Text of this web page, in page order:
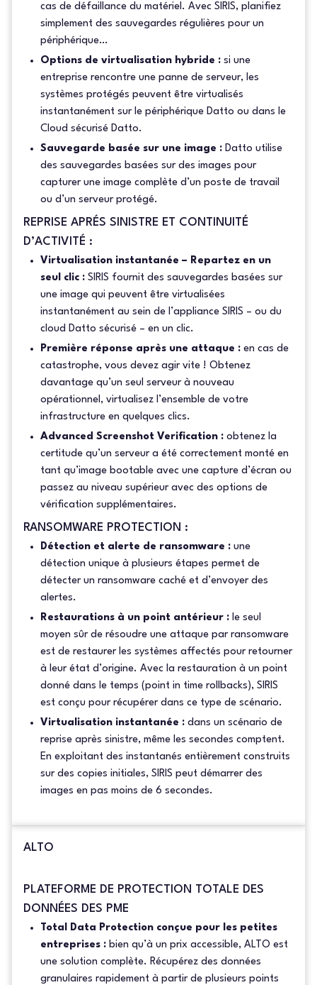
cas de défaillance du matériel. Avec SIRIS, planifiez
simplement des sauvegardes régulières pour un
périphérique…
Options de virtualisation hybride : si une
entreprise rencontre une panne de serveur, les
systèmes protégés peuvent être virtualisés
instantanément sur le périphérique Datto ou dans le
Cloud sécurisé Datto.
Sauvegarde basée sur une image : Datto utilise
des sauvegardes basées sur des images pour
capturer une image complète d’un poste de travail
ou d’un serveur protégé.
REPRISE APRÉS SINISTRE ET CONTINUITÉ
D’ACTIVITÉ :
Virtualisation instantanée – Repartez en un
seul clic : SIRIS fournit des sauvegardes basées sur
une image qui peuvent être virtualisées
instantanément au sein de l’appliance SIRIS – ou du
cloud Datto sécurisé – en un clic.
Première réponse après une attaque : en cas de
catastrophe, vous devez agir vite ! Obtenez
davantage qu’un seul serveur à nouveau
opérationnel, virtualisez l’ensemble de votre
infrastructure en quelques clics.
Advanced Screenshot Verification : obtenez la
certitude qu’un serveur a été correctement monté en
tant qu’image bootable avec une capture d’écran ou
passez au niveau supérieur avec des options de
vérification supplémentaires.
RANSOMWARE PROTECTION :
Détection et alerte de ransomware : une
détection unique à plusieurs étapes permet de
détecter un ransomware caché et d’envoyer des
alertes.
Restaurations à un point antérieur : le seul
moyen sûr de résoudre une attaque par ransomware
est de restaurer les systèmes affectés pour retourner
à leur état d’origine. Avec la restauration à un point
donné dans le temps (point in time rollbacks), SIRIS
est conçu pour récupérer dans ce type de scénario.
Virtualisation instantanée : dans un scénario de
reprise après sinistre, même les secondes comptent.
En exploitant des instantanés entièrement construits
sur des copies initiales, SIRIS peut démarrer des
images en pas moins de 6 secondes.
ALTO
PLATEFORME DE PROTECTION TOTALE DES
DONNÉES DES PME
Total Data Protection conçue pour les petites
entreprises : bien qu’à un prix accessible, ALTO est
une solution complète. Récupérez des données
granulaires rapidement à partir de plusieurs points